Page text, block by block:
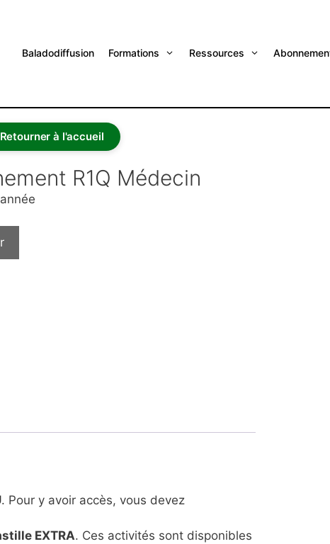
Baladodiffusion Formations Ressources
Retourner à l'accueil
R1Q Médecin
. Pour y avoir accès, vous devez
EXTRA. Ces activités sont disponibles